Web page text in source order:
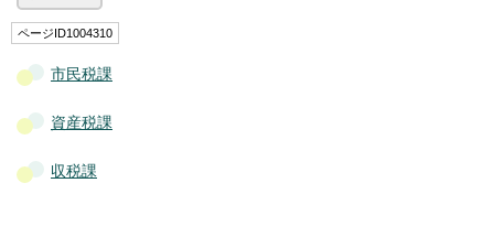
ページID1004310
市民税課
資産税課
収税課